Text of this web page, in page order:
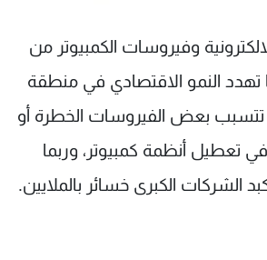
وفيروسات الكمبيوتر من
تهدد النمو الاقتصادي في منطقة
تتسبب بعض الفيروسات الخطرة أو
تعطيل أنظمة كمبيوتر، وربما
الشركات الكبرى خسائر بالملايين.
تواصل معنا
شروط الإسـتخدام
سياسة الخصوصية